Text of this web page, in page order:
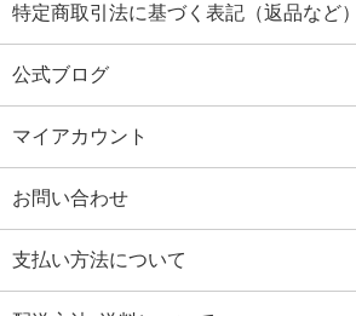
特定商取引法に基づく表記（返品など）
公式ブログ
マイアカウント
お問い合わせ
支払い方法について